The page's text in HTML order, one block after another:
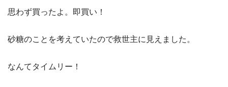
思わず買ったよ。即買い！
砂糖のことを考えていたので救世主に見えました。
なんてタイムリー！